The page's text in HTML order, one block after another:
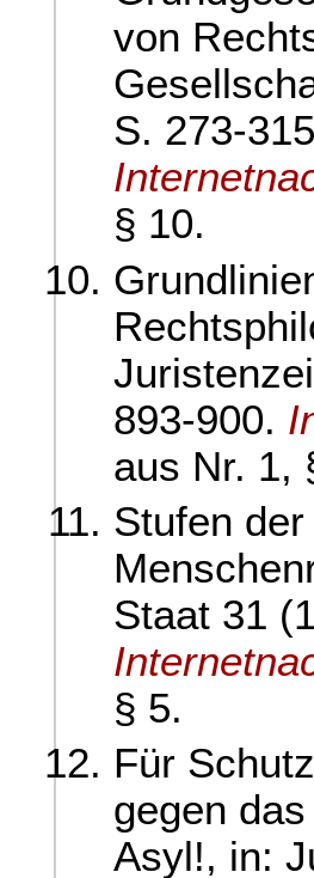
von
S. 273-
§ 10.
893-900.
aus Nr. 1,
Stufen
Staat 31
§ 5.
Für
gegen
Asyl!, in: